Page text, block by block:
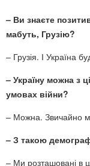
– Ви знаєте
мабуть, Грузію?
– Грузія. І Україна
– Україну можна з
умовах війни?
– Можна. Звичайно
– З такою
– Ми розташовані в